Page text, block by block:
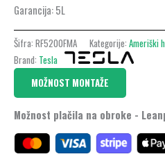
Garancija: 5L
Šifra: RF5200FMA Kategorije: Ameriški
Brand: Tesla
MOŽNOST MONTAŽE
Možnost plačila na obroke -